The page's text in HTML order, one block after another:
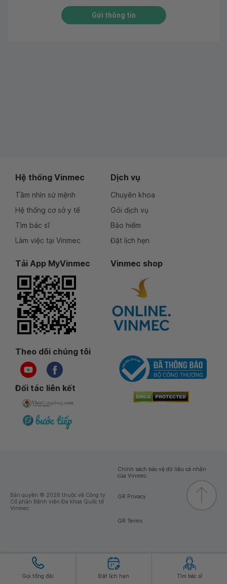
Gửi thông tin
Gọi tổng đài Đặt lịch hẹn Tìm bác sĩ
Hệ thống Vinmec
Tầm nhìn sứ mệnh
Hệ thống cơ sở y tế
Tìm bác sĩ
Làm việc tại Vinmec
Dịch vụ
Chuyên khoa
Gói dịch vụ
Bảo hiểm
Đặt lịch hẹn
Tải App MyVinmec Vinmec shop
Theo dõi chúng tôi
Đối tác liên kết
Bản quyền © 2026 thuộc về Công ty
Cổ phần Bệnh viện Đa khoa Quốc tế
Vinmec
Chính sách bảo vệ dữ liệu cá nhân
của Vinmec
GR Privacy
GR Terms